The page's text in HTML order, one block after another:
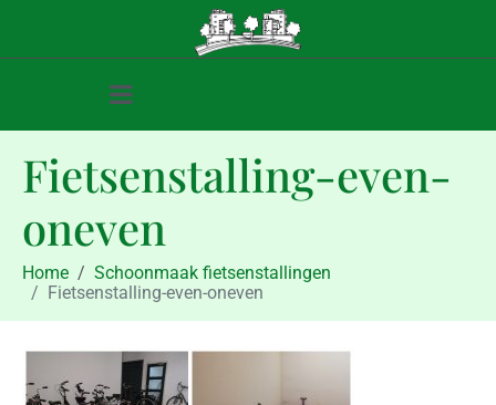
Fietsenstalling-even-
oneven
Home
Schoonmaak fietsenstallingen
Fietsenstalling-even-oneven